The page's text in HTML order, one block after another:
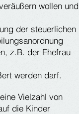
wollen und
der steuerlichen
z.B. der Ehefrau
werden darf.
Vielzahl von
die Kinder